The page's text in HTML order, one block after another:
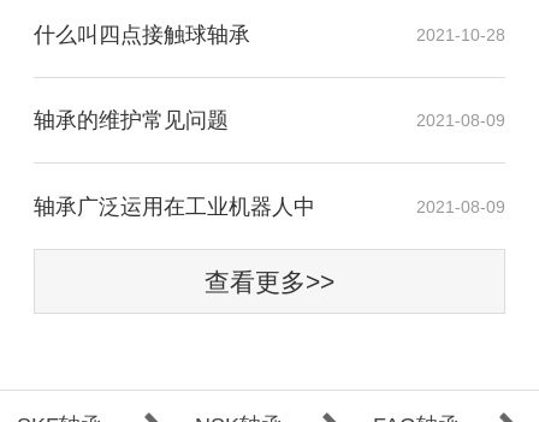
什么叫四点接触球轴承 2021-10-28
轴承的维护常见问题 2021-08-09
​轴承广泛运用在工业机器人中 2021-08-09
查看更多>>